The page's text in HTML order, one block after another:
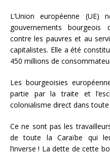
L’Union européenne (UE)
gouvernements bourgeois
contre les pauvres et au
capitalistes. Elle a été
450 millions de
Les bourgeoisies
partie par la traite et
colonialisme direct dans toute
Ce ne sont pas les
de toute la Caraïbe qui
l’inverse ! La dette de cette